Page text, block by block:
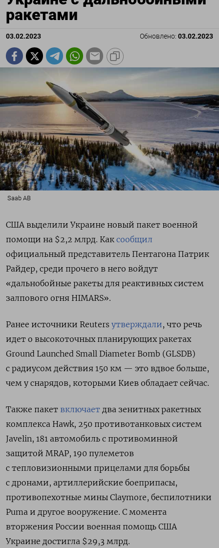
ракетами
03.02.2023 Обновлено: 03.02.2023
Saab AB
США выделили Украине новый пакет военной
помощи на $2,2 млрд. Как сообщил
официальный представитель Пентагона Патрик
Райдер, среди прочего в него войдут
«дальнобойные ракеты для реактивных систем
залпового огня HIMARS».
Ранее источники Reuters утверждали, что речь
идет о высокоточных планирующих ракетах
Ground Launched Small Diameter Bomb (GLSDB)
с радиусом действия 150 км — это вдвое больше,
чем у снарядов, которыми Киев обладает сейчас.
Также пакет включает два зенитных ракетных
комплекса Hawk, 250 противотанковых систем
Javelin, 181 автомобиль с противоминной
защитой MRAP, 190 пулеметов
с тепловизионными прицелами для борьбы
с дронами, артиллерийские боеприпасы,
противопехотные мины Claymore, беспилотники
Puma и другое вооружение. С момента
вторжения России военная помощь США
Украине достигла $29,3 млрд.